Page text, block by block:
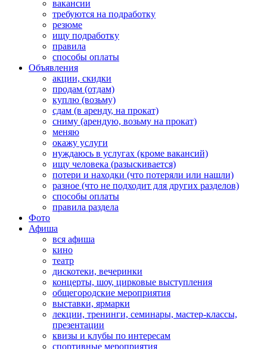
вакансии
требуются на подработку
резюме
ищу подработку
правила
способы оплаты
Объявления
акции, скидки
продам (отдам)
куплю (возьму)
сдам (в аренду, на прокат)
сниму (арендую, возьму на прокат)
меняю
окажу услуги
нуждаюсь в услугах (кроме вакансий)
ищу человека (разыскивается)
потери и находки (что потеряли или нашли)
разное (что не подходит для других разделов)
способы оплаты
правила раздела
Фото
Афиша
вся афиша
кино
театр
дискотеки, вечеринки
концерты, шоу, цирковые выступления
общегородские мероприятия
выставки, ярмарки
лекции, тренинги, семинары, мастер-классы,
презентации
квизы и клубы по интересам
спортивные мероприятия